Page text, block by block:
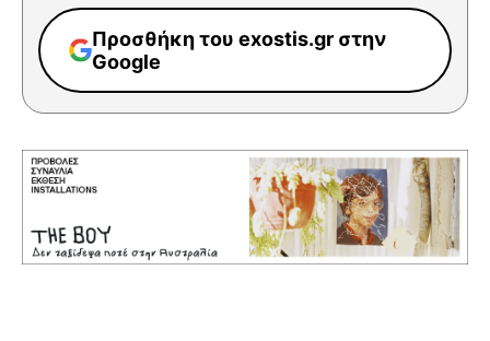
Προσθήκη του exostis.gr στην
Google